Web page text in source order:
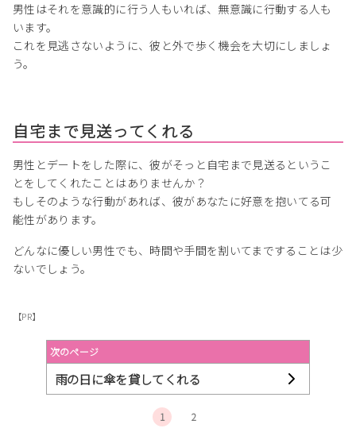
男性はそれを意識的に行う人もいれば、無意識に行動する人も
います。
これを見逃さないように、彼と外で歩く機会を大切にしましょ
う。
自宅まで見送ってくれる
男性とデートをした際に、彼がそっと自宅まで見送るというこ
とをしてくれたことはありませんか？
もしそのような行動があれば、彼があなたに好意を抱いてる可
能性があります。
どんなに優しい男性でも、時間や手間を割いてまですることは少
ないでしょう。
【PR】
次のページ
雨の日に傘を貸してくれる
1 2